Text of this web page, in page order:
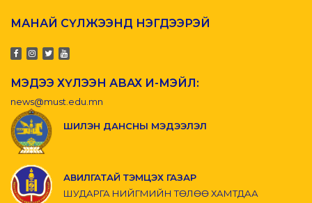
МАНАЙ СҮЛЖЭЭНД НЭГДЭЭРЭЙ
МЭДЭЭ ХҮЛЭЭН АВАХ И-МЭЙЛ:
news@must.edu.mn
ШИЛЭН ДАНСНЫ МЭДЭЭЛЭЛ
АВИЛГАТАЙ ТЭМЦЭХ ГАЗАР
ШУДАРГА НИЙГМИЙН ТӨЛӨӨ ХАМТДАА